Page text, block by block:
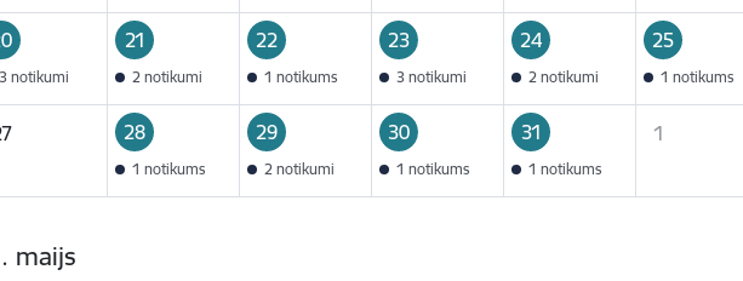
3 notikumi
21
2 notikumi
22
1 notikums
23
3 notikumi
24
2 notikumi
25
1 notikums
28
1 notikums
29
2 notikumi
30
1 notikums
31
1 notikums
1
maijs